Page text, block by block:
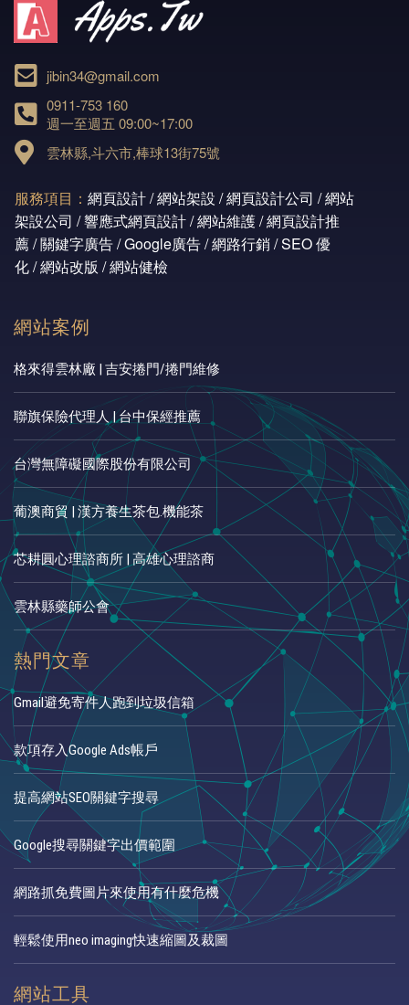
jibin34@gmail.com
0911-753 160
週一至週五 09:00~17:00
雲林縣,斗六市,棒球13街75號
服務項目： 網頁設計 / 網站架設 / 網頁設計公司 / 網站
架設公司 / 響應式網頁設計 / 網站維護 / 網頁設計推
薦 / 關鍵字廣告 / Google廣告 / 網路行銷 / SEO 優
化 / 網站改版 / 網站健檢
網站案例
格來得雲林廠 | 吉安捲門/捲門維修
聯旗保險代理人 | 台中保經推薦
台灣無障礙國際股份有限公司
葡澳商貿 | 漢方養生茶包.機能茶
芯耕圓心理諮商所 | 高雄心理諮商
雲林縣藥師公會
熱門文章
Gmail避免寄件人跑到垃圾信箱
款項存入Google Ads帳戶
提高網站SEO關鍵字搜尋
Google搜尋關鍵字出價範圍
網路抓免費圖片來使用有什麼危機
輕鬆使用neo imaging快速縮圖及裁圖
網站工具